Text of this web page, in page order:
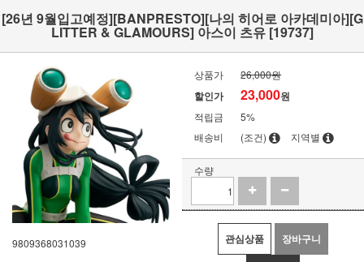
[26년 9월입고예정][BANPRESTO][나의 히어로 아카데미아][G
LITTER & GLAMOURS] 아스이 츠유 [19737]
9809368031039
상품가 26,000원
할인가 23,000원
적립금
5%
배송비
(조건) 지역별
수량
관심상품 장바구니